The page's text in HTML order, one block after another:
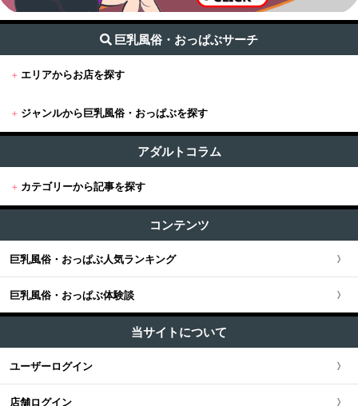
巨乳風俗・おっぱぶサーチ
+ エリアからお店を探す
+東京
東京全域
新宿・歌舞伎町・新大久保・高田馬場
池袋・大塚・巣鴨
五反田・品川・高輪・蒲田
六本木・赤坂
新橋・汐留・銀座
関東版TOP
埼玉県
神奈川県
茨城県
+関西
関西全域
大阪府
兵庫県
東海・北陸・甲信越版TOP
東海・北陸・甲信越全域
静岡県
中国・四国版TOP
中国・四国全域
+九州・沖縄
九州・沖縄版TOP
+ ジャンルから巨乳風俗・おっぱぶを探す
アダルトコラム
+ カテゴリーから記事を探す
コンテンツ
巨乳風俗・おっぱぶ人気ランキング
巨乳風俗・おっぱぶ体験談
当サイトについて
ユーザーログイン
店舗ログイン